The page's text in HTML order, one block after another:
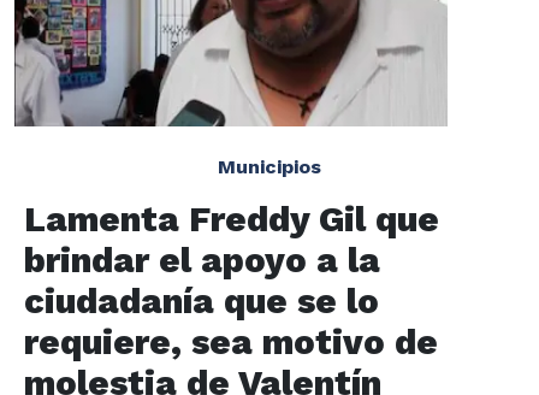
Municipios
Lamenta Freddy Gil que
brindar el apoyo a la
ciudadanía que se lo
requiere, sea motivo de
molestia de Valentín